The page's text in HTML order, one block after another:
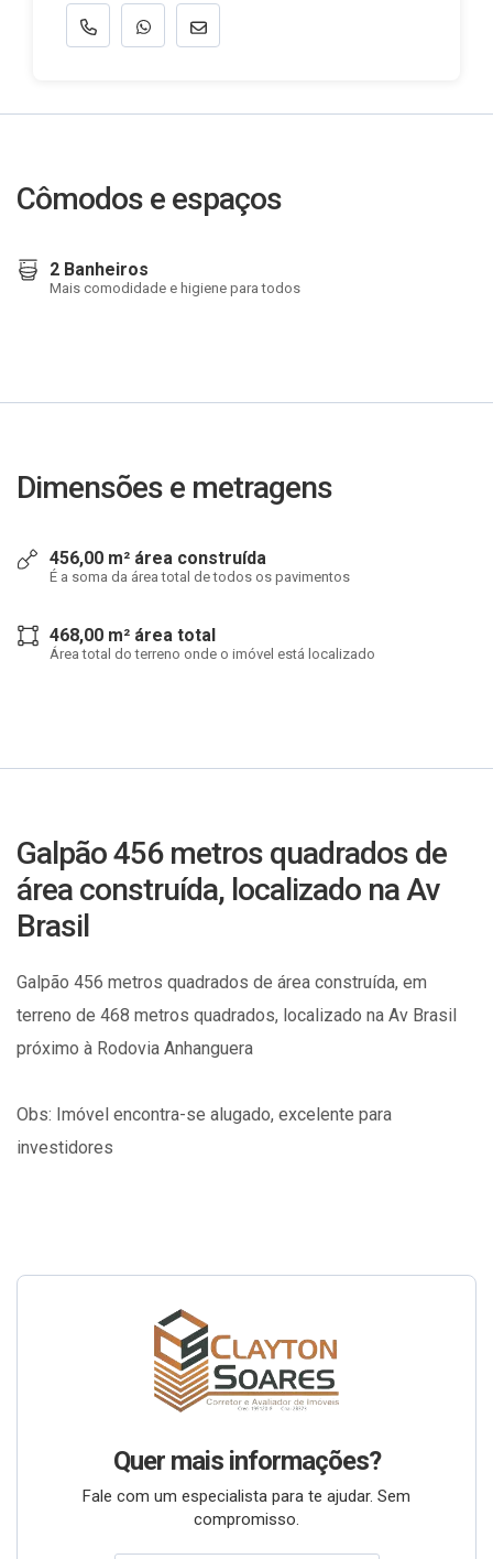
Cômodos e espaços
2 Banheiros
Mais comodidade e higiene para todos
Dimensões e metragens
456,00 m² área construída
É a soma da área total de todos os pavimentos
468,00 m² área total
Área total do terreno onde o imóvel está localizado
Galpão 456 metros quadrados de
área construída, localizado na Av
Brasil
Galpão 456 metros quadrados de área construída, em
terreno de 468 metros quadrados, localizado na Av Brasil
próximo à Rodovia Anhanguera
Obs: Imóvel encontra-se alugado, excelente para
investidores
Quer mais informações?
Fale com um especialista para te ajudar. Sem
compromisso.